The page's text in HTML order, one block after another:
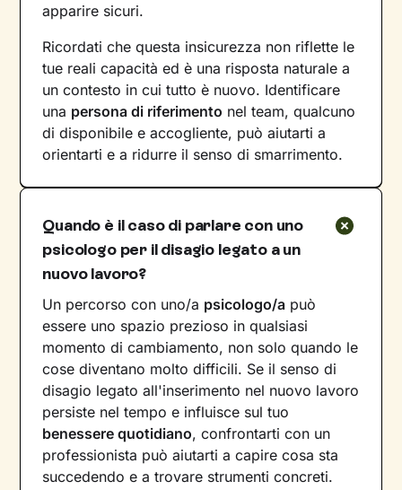
apparire sicuri.
Ricordati che questa insicurezza non riflette le
tue reali capacità ed è una risposta naturale a
un contesto in cui tutto è nuovo. Identificare
una persona di riferimento nel team, qualcuno
di disponibile e accogliente, può aiutarti a
orientarti e a ridurre il senso di smarrimento.
Quando è il caso di parlare con uno
psicologo per il disagio legato a un
nuovo lavoro?
Un percorso con uno/a psicologo/a può
essere uno spazio prezioso in qualsiasi
momento di cambiamento, non solo quando le
cose diventano molto difficili. Se il senso di
disagio legato all'inserimento nel nuovo lavoro
persiste nel tempo e influisce sul tuo
benessere quotidiano, confrontarti con un
professionista può aiutarti a capire cosa sta
succedendo e a trovare strumenti concreti.